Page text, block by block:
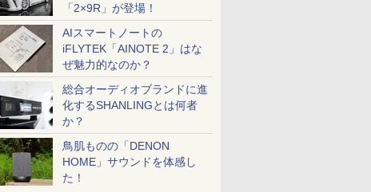
「2×9R」が登場！
AIスマートノートの
iFLYTEK「AINOTE 2」はな
ぜ魅力的なのか？
総合オーディオブランドに進
化するSHANLINGとは何者
か？
鳥肌ものの「DENON
HOME」サウンドを体感し
た！